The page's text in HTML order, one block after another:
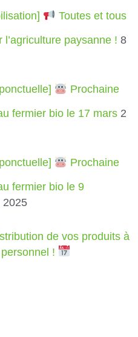
Toutes et tous
paysanne ! 8
Prochaine
fermier bio le 17 mars 2
Prochaine
fermier bio le 9
2025
de vos produits à
!